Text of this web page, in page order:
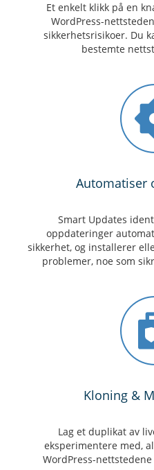
Et enkelt klikk på en
WordPress-
sikkerhetsrisikoer. Du
bestemte
Automatiser
Smart Updates
oppdateringer
sikkerhet, og installerer
problemer, noe som
Kloning &
Lag et duplikat av
eksperimentere med,
WordPress-